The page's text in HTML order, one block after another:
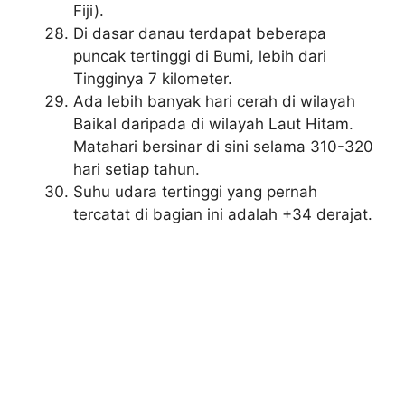
Fiji).
Di dasar danau terdapat beberapa
puncak tertinggi di Bumi, lebih dari
Tingginya 7 kilometer.
Ada lebih banyak hari cerah di wilayah
Baikal daripada di wilayah Laut Hitam.
Matahari bersinar di sini selama 310-320
hari setiap tahun.
Suhu udara tertinggi yang pernah
tercatat di bagian ini adalah +34 derajat.